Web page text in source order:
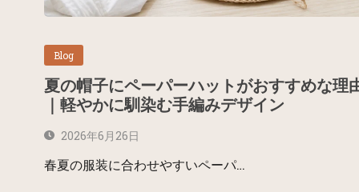
Blog
夏の帽子にペーパーハットがおすすめな理
｜軽やかに馴染む手編みデザイン
2026年6月26日
春夏の服装に合わせやすいペーパ…